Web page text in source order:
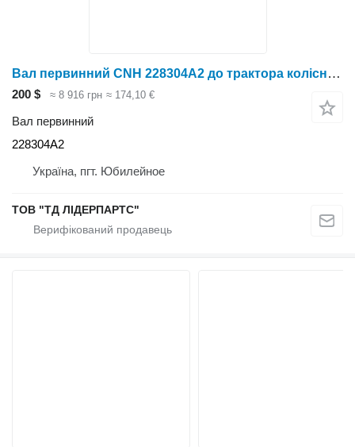
Вал первинний CNH 228304A2 до трактора колісного
200 $ ≈ 8 916 грн ≈ 174,10 €
Вал первинний
228304A2
Україна, пгт. Юбилейное
ТОВ "ТД ЛІДЕРПАРТС"